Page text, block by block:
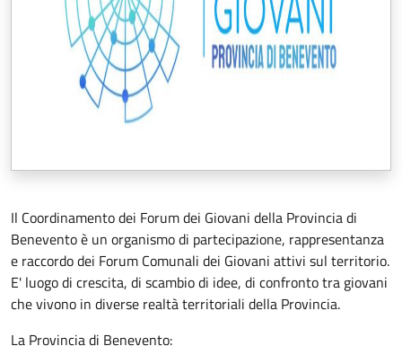
Il Coordinamento dei Forum dei Giovani della Provincia di
Benevento è un organismo di partecipazione, rappresentanza
e raccordo dei Forum Comunali dei Giovani attivi sul territorio.
E' luogo di crescita, di scambio di idee, di confronto tra giovani
che vivono in diverse realtà territoriali della Provincia.
La Provincia di Benevento: